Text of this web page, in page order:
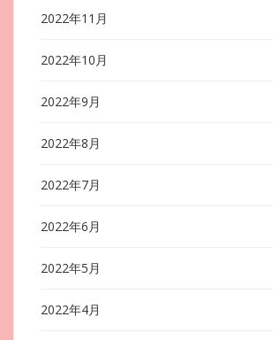
2022年11月
2022年10月
2022年9月
2022年8月
2022年7月
2022年6月
2022年5月
2022年4月